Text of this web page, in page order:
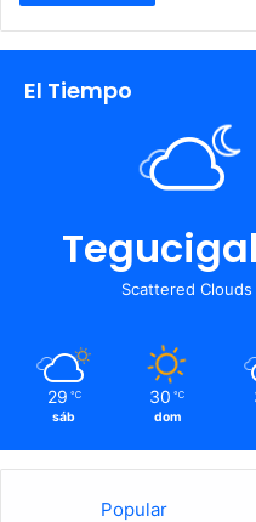
El Tiempo
Scattered Clouds
29 ℃
sáb
30 ℃
dom
Popular